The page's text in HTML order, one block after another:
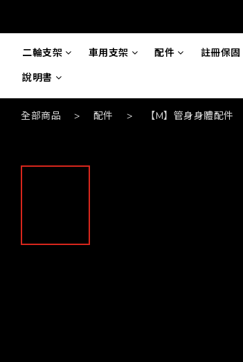
二輪支架 車用支架 配件 註冊保固
說明書
全部商品 > 配件 > 【M】管身身體配件